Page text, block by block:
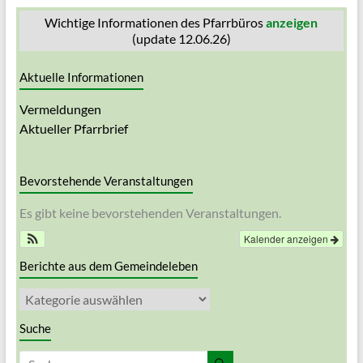
Wichtige Informationen des Pfarrbürosanzeigen
(update 12.06.26)
Aktuelle Informationen
Vermeldungen
Aktueller Pfarrbrief
Bevorstehende Veranstaltungen
Es gibt keine bevorstehenden Veranstaltungen.
Kalender anzeigen
Berichte aus dem Gemeindeleben
Berichte
aus
dem
Gemeindeleben
Suche